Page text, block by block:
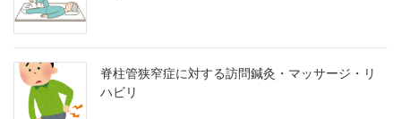
脊柱管狭窄症に対する訪問鍼灸・マッサージ・リ
ハビリ